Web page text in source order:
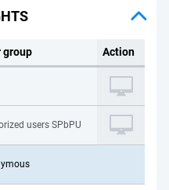
group Action
users SPbPU